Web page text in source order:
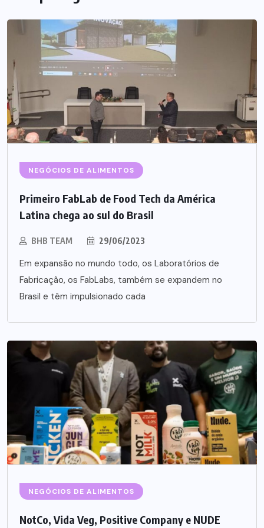
NEGÓCIOS DE ALIMENTOS
Primeiro FabLab de Food Tech da América
Latina chega ao sul do Brasil
BHB TEAM 29/06/2023
Em expansão no mundo todo, os Laboratórios de
Fabricação, os FabLabs, também se expandem no
Brasil e têm impulsionado cada
NEGÓCIOS DE ALIMENTOS
NotCo, Vida Veg, Positive Company e NUDE